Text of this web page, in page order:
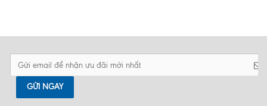
GỬI NGAY